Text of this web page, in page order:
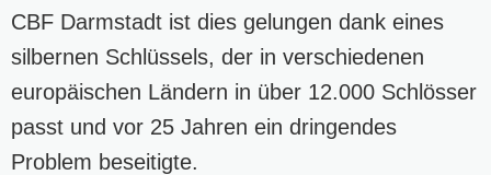
CBF Darmstadt ist dies gelungen dank eines
silbernen Schlüssels, der in verschiedenen
europäischen Ländern in über 12.000 Schlösser
passt und vor 25 Jahren ein dringendes
Problem beseitigte.